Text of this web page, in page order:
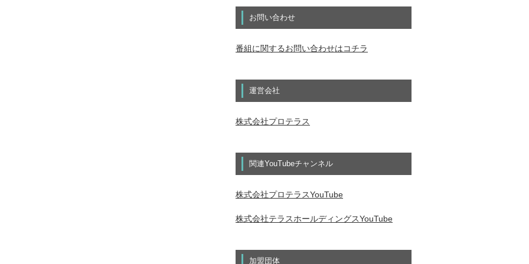
お問い合わせ
番組に関するお問い合わせはコチラ
運営会社
株式会社プロテラス
関連YouTubeチャンネル
株式会社プロテラスYouTube
株式会社テラスホールディングスYouTube
加盟団体